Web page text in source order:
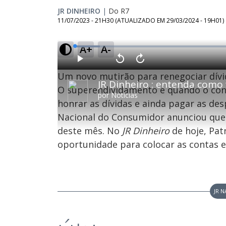
JR DINHEIRO | Do R7
11/07/2023 - 21H30 (ATUALIZADO EM 29/03/2024 - 19H01)
A+ A-
porNotícias
P
l
a
y
V
o
l
t
a
r
1
0
s
g
u
d
o
s
A
v
a
n
ç
a
1
0
e
g
u
n
o
s
d
L
o
d
e
:
5
%
Um novo mutirão para renegociar
O superendividamento é quando o
honrar as dívidas e ainda pagar as
Nacional do Consumidor anunciou
deste mês. No JR Dinheiro de hoje,
oportunidade para colocar as contas
JR